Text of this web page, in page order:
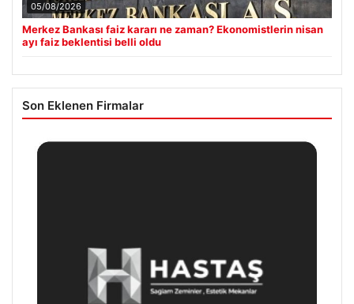
05/08/2026
Merkez Bankası faiz kararı ne zaman? Ekonomistlerin nisan
ayı faiz beklentisi belli oldu
Son Eklenen Firmalar